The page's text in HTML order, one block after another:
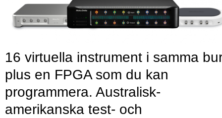
16 virtuella instrument i samma
plus en FPGA som du kan
programmera. Australisk-
amerikanska test- och